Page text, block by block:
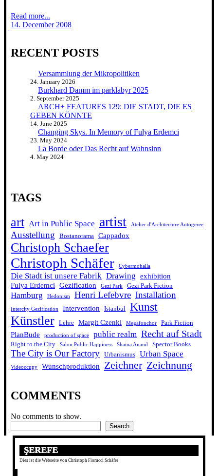
Read more...
14. December 2008
RECENT POSTS
Versammlung der Mikropolitiken
24. January 2026
Burkhard Damm im parklabyr 2025
2. September 2025
ARCH+ FEATURES 129: DIE STADT, DIE ES
GEBEN KÖNNTE
14. June 2025
Changing Skys. In Memory of Fulya Erdemci
23. May 2024
La Borde oder Das Recht auf Wahnsinn
4. May 2024
TAGS
art Art in Public Space artist Atelier d'Architecture Autogeree
Ausstellung Bostanorama Cappadox
Christoph Schaefer
Christoph Schäfer Cybermohalla
Die Stadt ist unsere Fabrik Drawing exhibition
Fulya Erdemci Gezification Gezi Park Gezi Park Fiction
Hamburg Hedonism Henri Lefebvre Installation
Intercity Gezification Intervention Istanbul Kunst
Künstler Lehre Margit Czenki Megafonchor Park Fiction
PlanBude production of space public realm Recht auf Stadt
Right to the City Salon Public Happiness Shaina Anand Spector Books
The City is Our Factory Urbanismus Urban Space
Videoccupy Wunschproduktion Zeichner Zeichnung
COMMENTS
No comments to show.
Search
ŞEREFE
Dies ist die Webseite von Christoph Fiorucci Schäfer